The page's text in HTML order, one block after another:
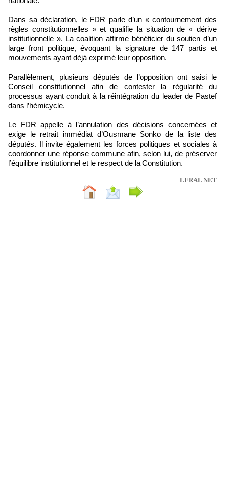
Dans sa déclaration, le FDR parle d’un « contournement des
règles constitutionnelles » et qualifie la situation de « dérive
institutionnelle ». La coalition affirme bénéficier du soutien d’un
large front politique, évoquant la signature de 147 partis et
mouvements ayant déjà exprimé leur opposition.
Parallèlement, plusieurs députés de l’opposition ont saisi le
Conseil constitutionnel afin de contester la régularité du
processus ayant conduit à la réintégration du leader de Pastef
dans l’hémicycle.
Le FDR appelle à l’annulation des décisions concernées et
exige le retrait immédiat d’Ousmane Sonko de la liste des
députés. Il invite également les forces politiques et sociales à
coordonner une réponse commune afin, selon lui, de préserver
l’équilibre institutionnel et le respect de la Constitution.
LERAL NET